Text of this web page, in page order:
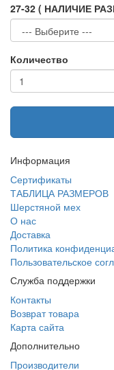
27-32 ( НАЛИЧИЕ
Количество
Информация
Сертификаты
ТАБЛИЦА РАЗМЕРОВ
Шерстяной мех
О нас
Доставка
Политика
Пользовательское
Служба поддержки
Контакты
Возврат товара
Карта сайта
Дополнительно
Производители